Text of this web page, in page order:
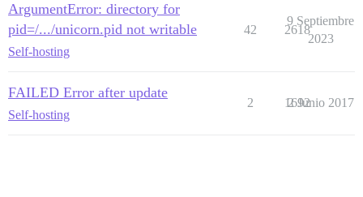
ArgumentError: directory for
pid=/.../unicorn.pid not writable
Self-hosting
42 2618
9 Septiembre
2023
FAILED Error after update
Self-hosting
2 1692
2 Junio 2017